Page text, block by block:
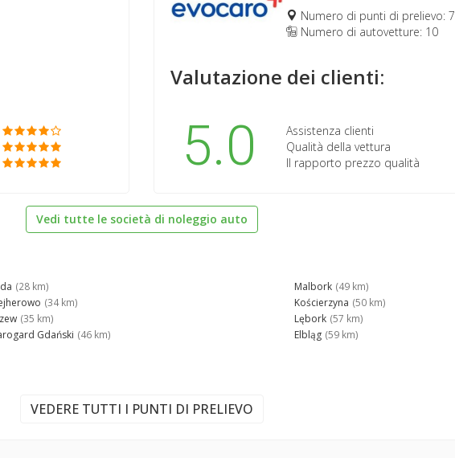
Numero di punti di prelievo: 7
Numero di autovetture: 10
Valutazione dei clienti:
5.0
Assistenza clienti
Qualità della vettura
Il rapporto prezzo qualità
Vedi tutte le società di noleggio auto
(28 km)
(34 km)
(35 km)
Gdański (46 km)
Malbork (49 km)
Kościerzyna (50 km)
Lębork (57 km)
Elbląg (59 km)
VEDERE TUTTI I PUNTI DI PRELIEVO